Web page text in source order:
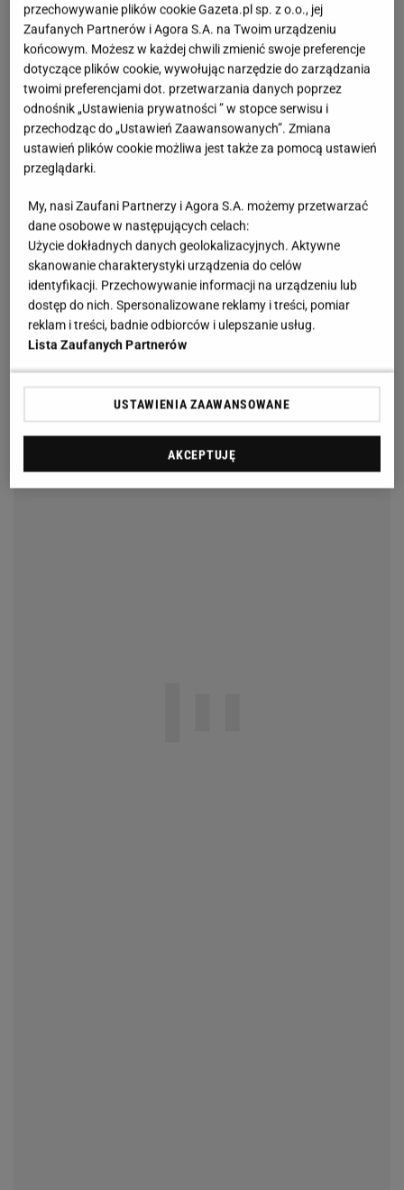
przechowywanie plików cookie Gazeta.pl sp. z o.o., jej
Zaufanych Partnerów i Agora S.A. na Twoim urządzeniu
końcowym. Możesz w każdej chwili zmienić swoje preferencje
dotyczące plików cookie, wywołując narzędzie do zarządzania
twoimi preferencjami dot. przetwarzania danych poprzez
odnośnik „Ustawienia prywatności ” w stopce serwisu i
przechodząc do „Ustawień Zaawansowanych”. Zmiana
ustawień plików cookie możliwa jest także za pomocą ustawień
przeglądarki.
My, nasi Zaufani Partnerzy i Agora S.A. możemy przetwarzać
dane osobowe w następujących celach:
Użycie dokładnych danych geolokalizacyjnych. Aktywne
skanowanie charakterystyki urządzenia do celów
identyfikacji. Przechowywanie informacji na urządzeniu lub
dostęp do nich. Spersonalizowane reklamy i treści, pomiar
reklam i treści, badnie odbiorców i ulepszanie usług.
Lista Zaufanych Partnerów
USTAWIENIA ZAAWANSOWANE
AKCEPTUJĘ